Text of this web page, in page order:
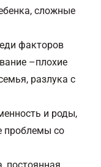
сложные
факторов
–плохие
разлука с
и роды,
проблемы со